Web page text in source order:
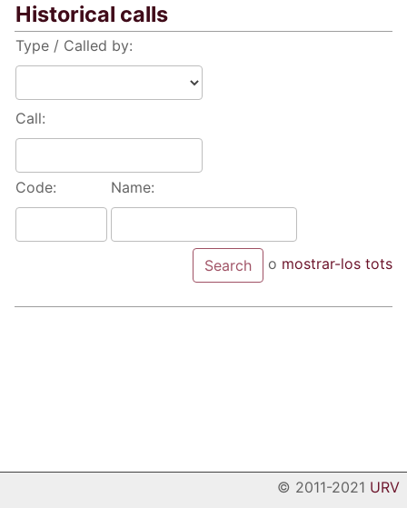
Historical calls
Type / Called by:
Call:
Code: Name:
o mostrar-los tots
© 2011-2021 URV